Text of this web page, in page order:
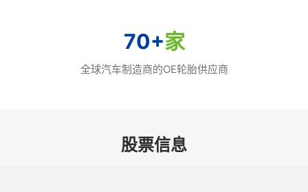
70+家
全球汽车制造商的OE轮胎供应商
股票信息